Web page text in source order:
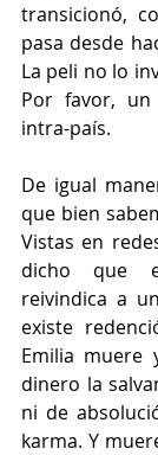
transicionó,
pasa desde
La peli no lo
Por favor,
intra-país.
De igual
que bien
Vistas en
dicho que
reivindica a
existe
Emilia
dinero la
ni de
karma. Y